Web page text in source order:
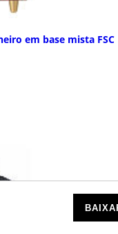
em base mista FSC